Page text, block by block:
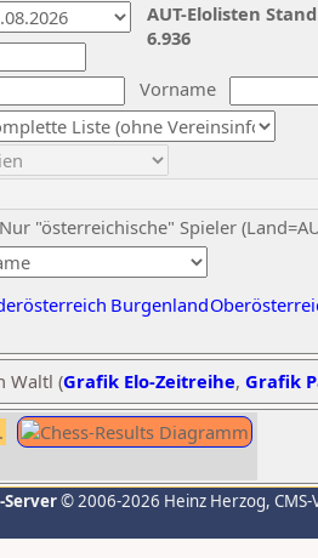
Vorname
Nur "österreichische" Spieler
Burgenland
AUT-Elolisten
6.936
Waltl (Grafik Elo-Zeitreihe, Grafik
Server© 2006-2026 Heinz Herzog,